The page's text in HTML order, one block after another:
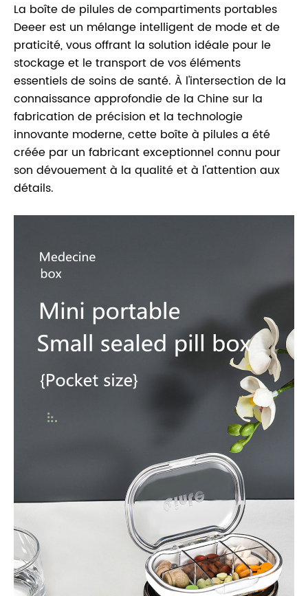
La boîte de pilules de compartiments portables
Deeer est un mélange intelligent de mode et de
praticité, vous offrant la solution idéale pour le
stockage et le transport de vos éléments
essentiels de soins de santé. À l'intersection de la
connaissance approfondie de la Chine sur la
fabrication de précision et la technologie
innovante moderne, cette boîte à pilules a été
créée par un fabricant exceptionnel connu pour
son dévouement à la qualité et à l'attention aux
détails.